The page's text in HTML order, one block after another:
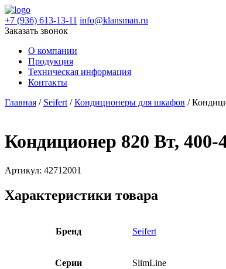
+7 (936) 613-13-11 info@klansman.ru
Заказать звонок
О компании
Продукция
Техническая информация
Контакты
Главная / Seifert /Кондиционеры для шкафов /
Кондиционер 820 Вт,
Артикул: 42712001
Характеристики товара
Бренд Seifert
Серии SlimLine